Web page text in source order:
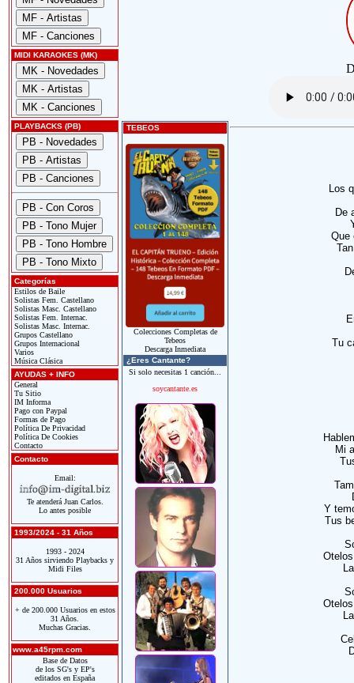
MIDI KARAOKES (MK)
PLAYBACKS (PB)
Categorías
Estilos de Baile
Solistas Fem. Castellano
Solistas Masc. Castellano
Solistas Fem. Internac.
Solistas Masc. Internac.
Grupos Castellano
Grupos Internacional
Varios
Música Clásica
AYUDAS + INFO
General
Tu Sitio
IM Informa
Pago con Paypal
Formas de Pago
Política De Privacidad
Política De Cookies
Contacto
Contacto
Email:
Te atenderá Juan Carlos.
Lo antes posible
1993/2024 - 31 Años
1993 - 2024
31 Años sirviendo Playbacks y
Midi Files
200.000 Usuarios
+ de 200.000 Usuarios en estos
31 Años.
Muchas Gracias.
www.a45rpm.com
Base de Datos
de los SG's y EP's
editados en España
TEBEOS
Colecciones Completas de
Tebeos
Descarga Inmediata
¿Eres Cantante?
Si solo necesitas 1 canción...
soycantante.es
Los
De
Que
Tu
Mi
Y
Tus